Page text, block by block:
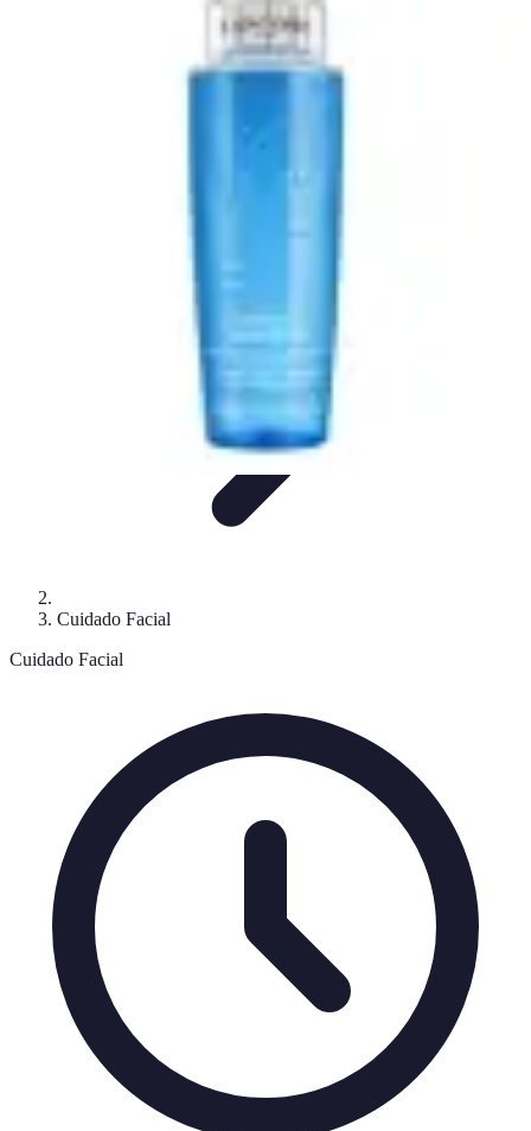
Cuidado de la pielCuidado de la Piel
Cuidado del Cabello
Cuidado Facial
Cuidado Facial